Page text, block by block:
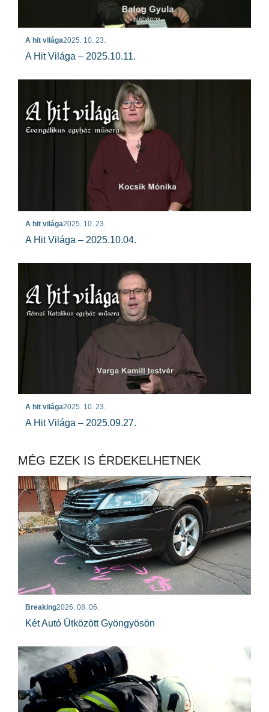
A hit világa2025. 10. 23.
A Hit Világa – 2025.10.11.
A hit világa2025. 10. 23.
A Hit Világa – 2025.10.04.
A hit világa2025. 10. 23.
A Hit Világa – 2025.09.27.
MÉG EZEK IS ÉRDEKELHETNEK
Breaking2026. 08. 06.
Két Autó Ütközött Gyöngyösön